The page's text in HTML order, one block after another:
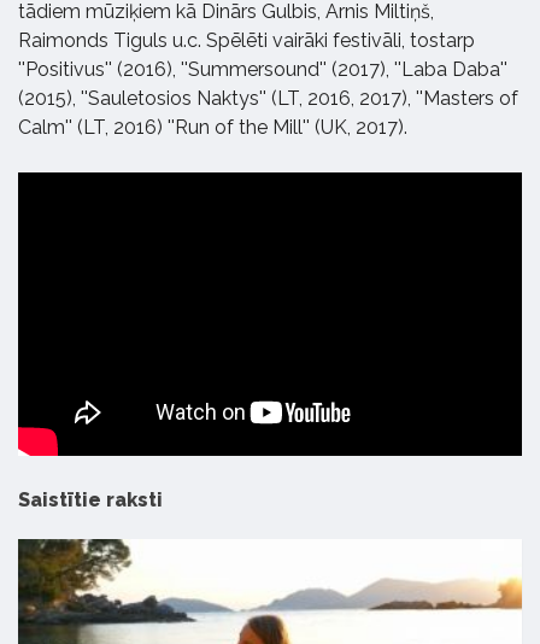
tādiem mūziķiem kā Dinārs Gulbis, Arnis Miltiņš,
Raimonds Tiguls u.c. Spēlēti vairāki festivāli, tostarp
''Positivus'' (2016), ''Summersound'' (2017), ''Laba Daba''
(2015), ''Sauletosios Naktys'' (LT, 2016, 2017), ''Masters of
Calm'' (LT, 2016) ''Run of the Mill'' (UK, 2017).
Saistītie raksti